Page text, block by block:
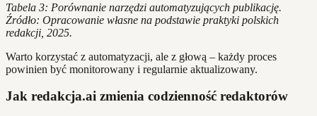
Tabela 3: Porównanie narzędzi automatyzujących publikację.
Źródło: Opracowanie własne na podstawie praktyki polskich
redakcji, 2025.
Warto korzystać z automatyzacji, ale z głową – każdy proces
powinien być monitorowany i regularnie aktualizowany.
Jak redakcja.ai zmienia codzienność redaktorów